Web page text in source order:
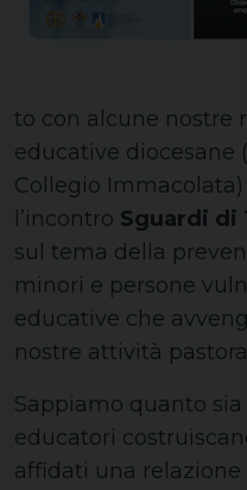
to con alcune nostre
educative diocesane
Collegio
l’incontro Sguardi di
sul tema della
minori e persone
educative che
nostre attività
Sappiamo quanto
educatori
affidati una relazione